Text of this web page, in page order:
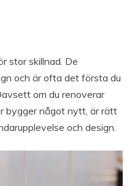
stor skillnad. De
och är ofta det första du
om du renoverar
bygger något nytt, är rätt
och design.